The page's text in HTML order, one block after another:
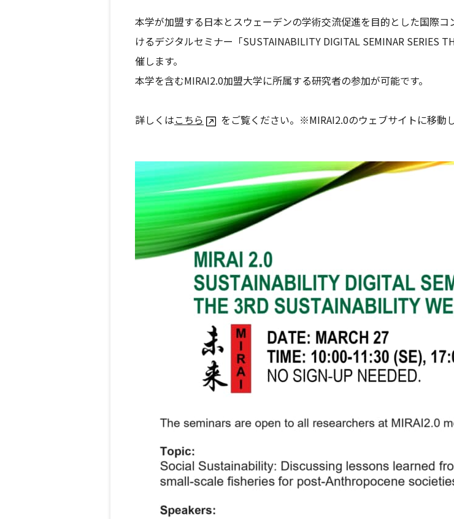
本学が加盟する日本とスウェーデンの学術交流促進を目的とした国際
けるデジタルセミナー「SUSTAINABILITY DIGITAL SEMINAR SERIES
催します。
本学を含むMIRAI2.0加盟大学に所属する研究者の参加が可能です。
詳しくはこちら をご覧ください。※MIRAI2.0のウェブサイトに移動し